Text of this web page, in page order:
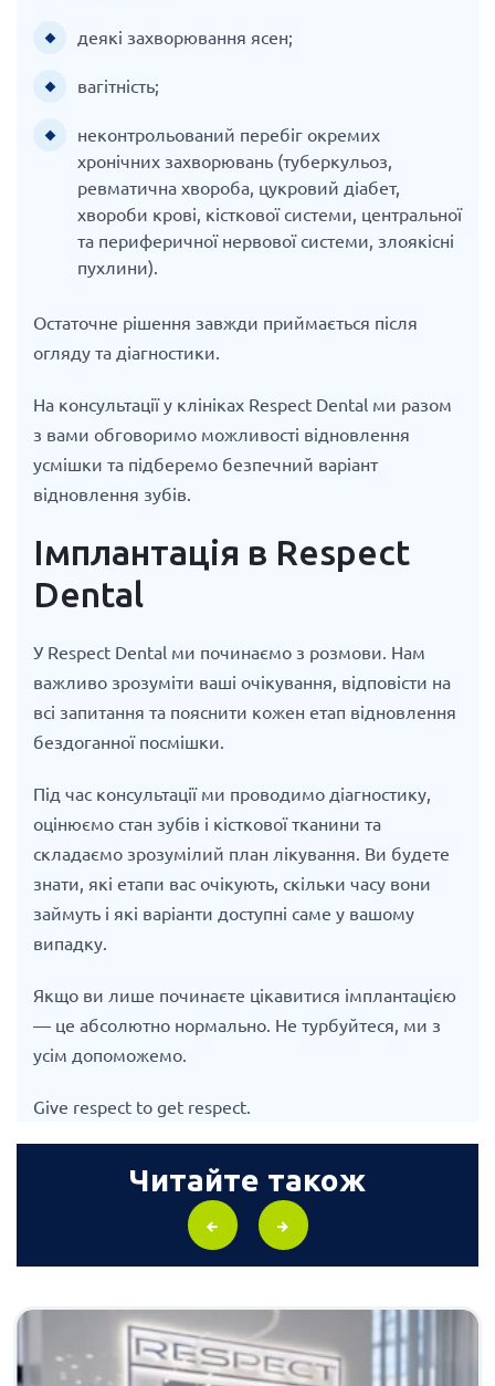
деякі захворювання ясен;
вагітність;
неконтрольований перебіг окремих
хронічних захворювань (туберкульоз,
ревматична хвороба, цукровий діабет,
хвороби крові, кісткової системи, центральної
та периферичної нервової системи, злоякісні
пухлини).
Остаточне рішення завжди приймається після
огляду та діагностики.
На консультації у клініках Respect Dental ми разом
з вами обговоримо можливості відновлення
усмішки та підберемо безпечний варіант
відновлення зубів.
Імплантація в Respect
Dental
У Respect Dental ми починаємо з розмови. Нам
важливо зрозуміти ваші очікування, відповісти на
всі запитання та пояснити кожен етап відновлення
бездоганної посмішки.
Під час консультації ми проводимо діагностику,
оцінюємо стан зубів і кісткової тканини та
складаємо зрозумілий план лікування. Ви будете
знати, які етапи вас очікують, скільки часу вони
займуть і які варіанти доступні саме у вашому
випадку.
Якщо ви лише починаєте цікавитися імплантацією
— це абсолютно нормально. Не турбуйтеся, ми з
усім допоможемо.
Give respect to get respect.
Читайте також